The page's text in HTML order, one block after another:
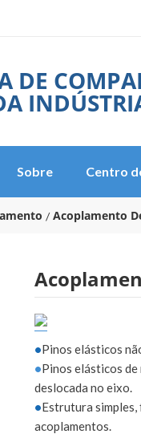
DE
Sobre Centro
Acoplamento
•Pinos elásticos
•Pinos elásticos
deslocada no eixo.
•Estrutura simples,
acoplamentos.